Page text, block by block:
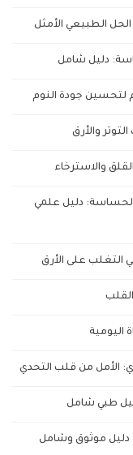
الطبيعي الأمثل
دليل شامل
لتحسين جودة النوم
والأرق
والاسترخاء
الحساسة: دليل علمي
التغلب على الأرق
اليومية
الأمل من قلب التحدي
طبي شامل
دليل موثوق وشامل